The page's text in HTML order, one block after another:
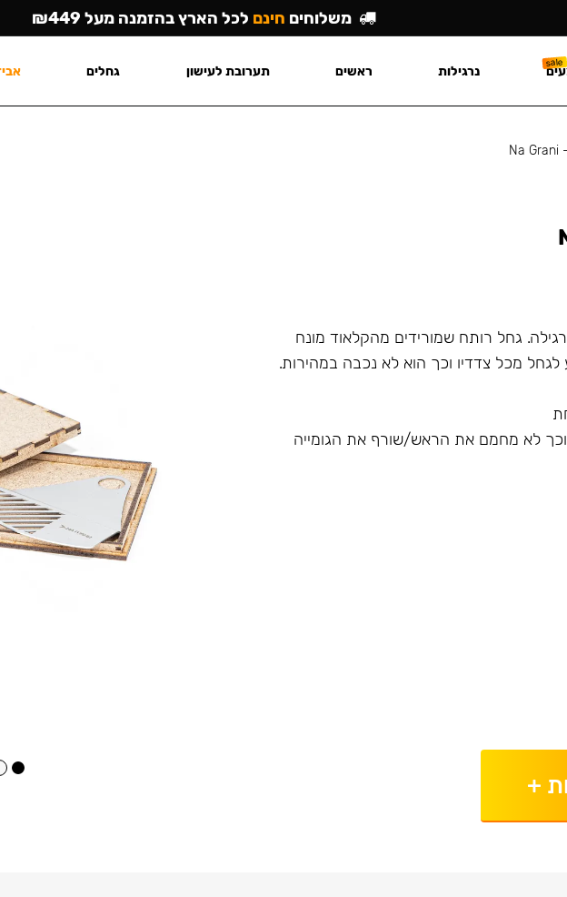
Na Grani
גחל רותח שמורידים מהקלאוד מונח
מכל צדדיו וכך הוא לא נכבה במהירות.
+
משלוחים חינם לכל הארץ בהזמנה מעל ₪449
נרגילות ראשים תערובת לעישון גחלים